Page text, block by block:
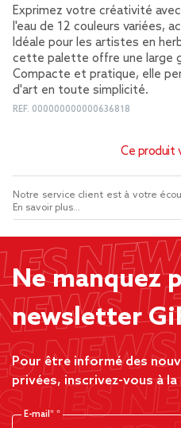
Exprimez votre créativité
l'eau de 12 couleurs variées,
Idéale pour les artistes en
cette palette offre une large
Compacte et pratique, elle
d'art en toute simplicité.
REF. 000000000000636818
Ce produit
Notre service client est à votre
En savoir plus...
Ne manquez
newsletter
Pour être informé des
privées, inscrivez-vous à
E-mail*